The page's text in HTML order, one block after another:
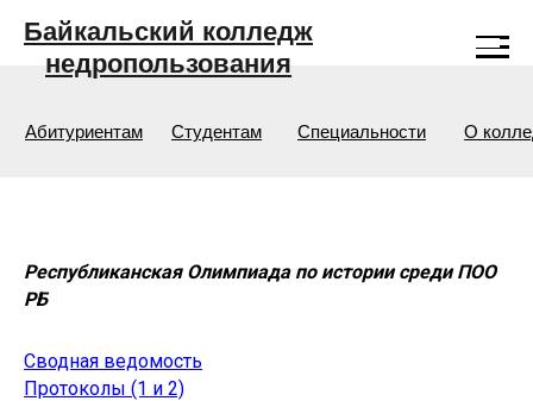
Байкальский колледж
недропользования
Абитуриентам Студентам Специальности О
Республиканская Олимпиада по истории среди ПОО
РБ
Сводная ведомость
Протоколы (1 и 2)